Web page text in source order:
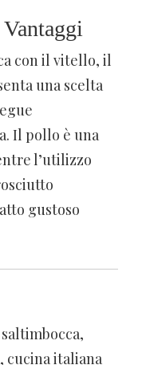
con il vitello, il
una scelta
Il pollo è una
l’utilizzo
gustoso
cucina italiana